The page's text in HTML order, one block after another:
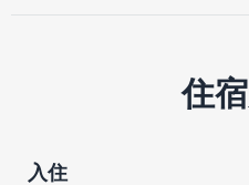
住
入住